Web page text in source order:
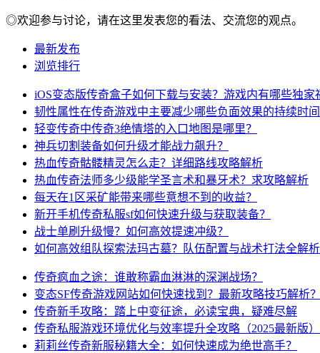
◎欢迎参与讨论，请在这里发表您的看法、交流您的观点。
最新发布
浏览排行
iOS变态版传奇盒子如何下载与安装？游戏内有哪些独家
韧性属性在传奇游戏中主要减少哪些负面效果的持续时
轻变传奇中传奇3绝情塔的入口地图是哪里？
神兵切割装备如何升级才能战力飙升？
热血传奇骷髅精灵怎么走？详细路线攻略解析
热血传奇法师多少级能学圣言术和暴牙术？求攻略解析
每天在1区采矿能带来哪些意想不到的收益？
新开手机传奇私服sf如何快速升级与获取装备？
战士单刷升级慢？如何高效提速冲级？
如何高效组队探索法玛古墓？队伍配置与战术打法全解析
传奇疯血之途：谁敢称霸血淋淋的深渊战场？
变态SF传奇游戏网站如何快速找到？最新攻略技巧解析
传奇新手攻略：踏上中变征途，必读宝典，疑难尽解
传奇私服游戏环境优化与效率提升全攻略（2025最新版）
莉莉丝传奇新服秘籍大全：如何快速成为绝世高手？